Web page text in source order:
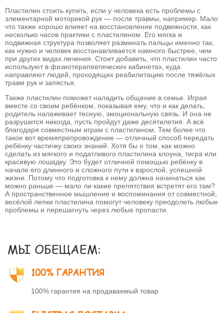
Пластилин стоить купить, если у человека есть проблемы с
элементарной моторикой рук — после травмы, например. Мало
что также хорошо влияет на восстановление подвижности, как
несколько часов практики с пластилином. Его мягка и
подвижная структура позволяет разминать пальцы именно так,
как нужно и человек восстанавливается намного быстрее, чем
при других видах лечения. Стоит добавить, что пластилин часто
используют в физиотерапевтических кабинетах, куда
направляют людей, проходящих реабилитацию после тяжёлых
травм рук и запястья.
Также пластилин поможет наладить общение в семье. Играя
вместе со своим ребёнком, показывая ему, что и как делать,
родитель налаживает тесную, эмоциональную связь. И она не
разрушится никогда, пусть пройдут даже десятилетия. А всё
благодаря совместным играм с пластилином. Тем более что
такое вот времяпрепровождение — отличный способ передать
ребёнку частичку своих знаний. Хотя бы о том, как можно
сделать из мягкого и податливого пластилина клоуна, тигра или
красивую лошадку. Это будет отличной помощью ребёнку в
начале его длинного и сложного пути к взрослой, успешной
жизни. Потому что подготовка к нему должна начинаться как
можно раньше — мало ли какие препятствия встретят его там?
А пространственное мышление и воспоминания от совместной,
весёлой лепки пластилина помогут человеку преодолеть любые
проблемы и перешагнуть через любые пропасти.
МЫ ОБЕЩАЕМ:
100% ГАРАНТИЯ
100% гарантия на продаваемый товар